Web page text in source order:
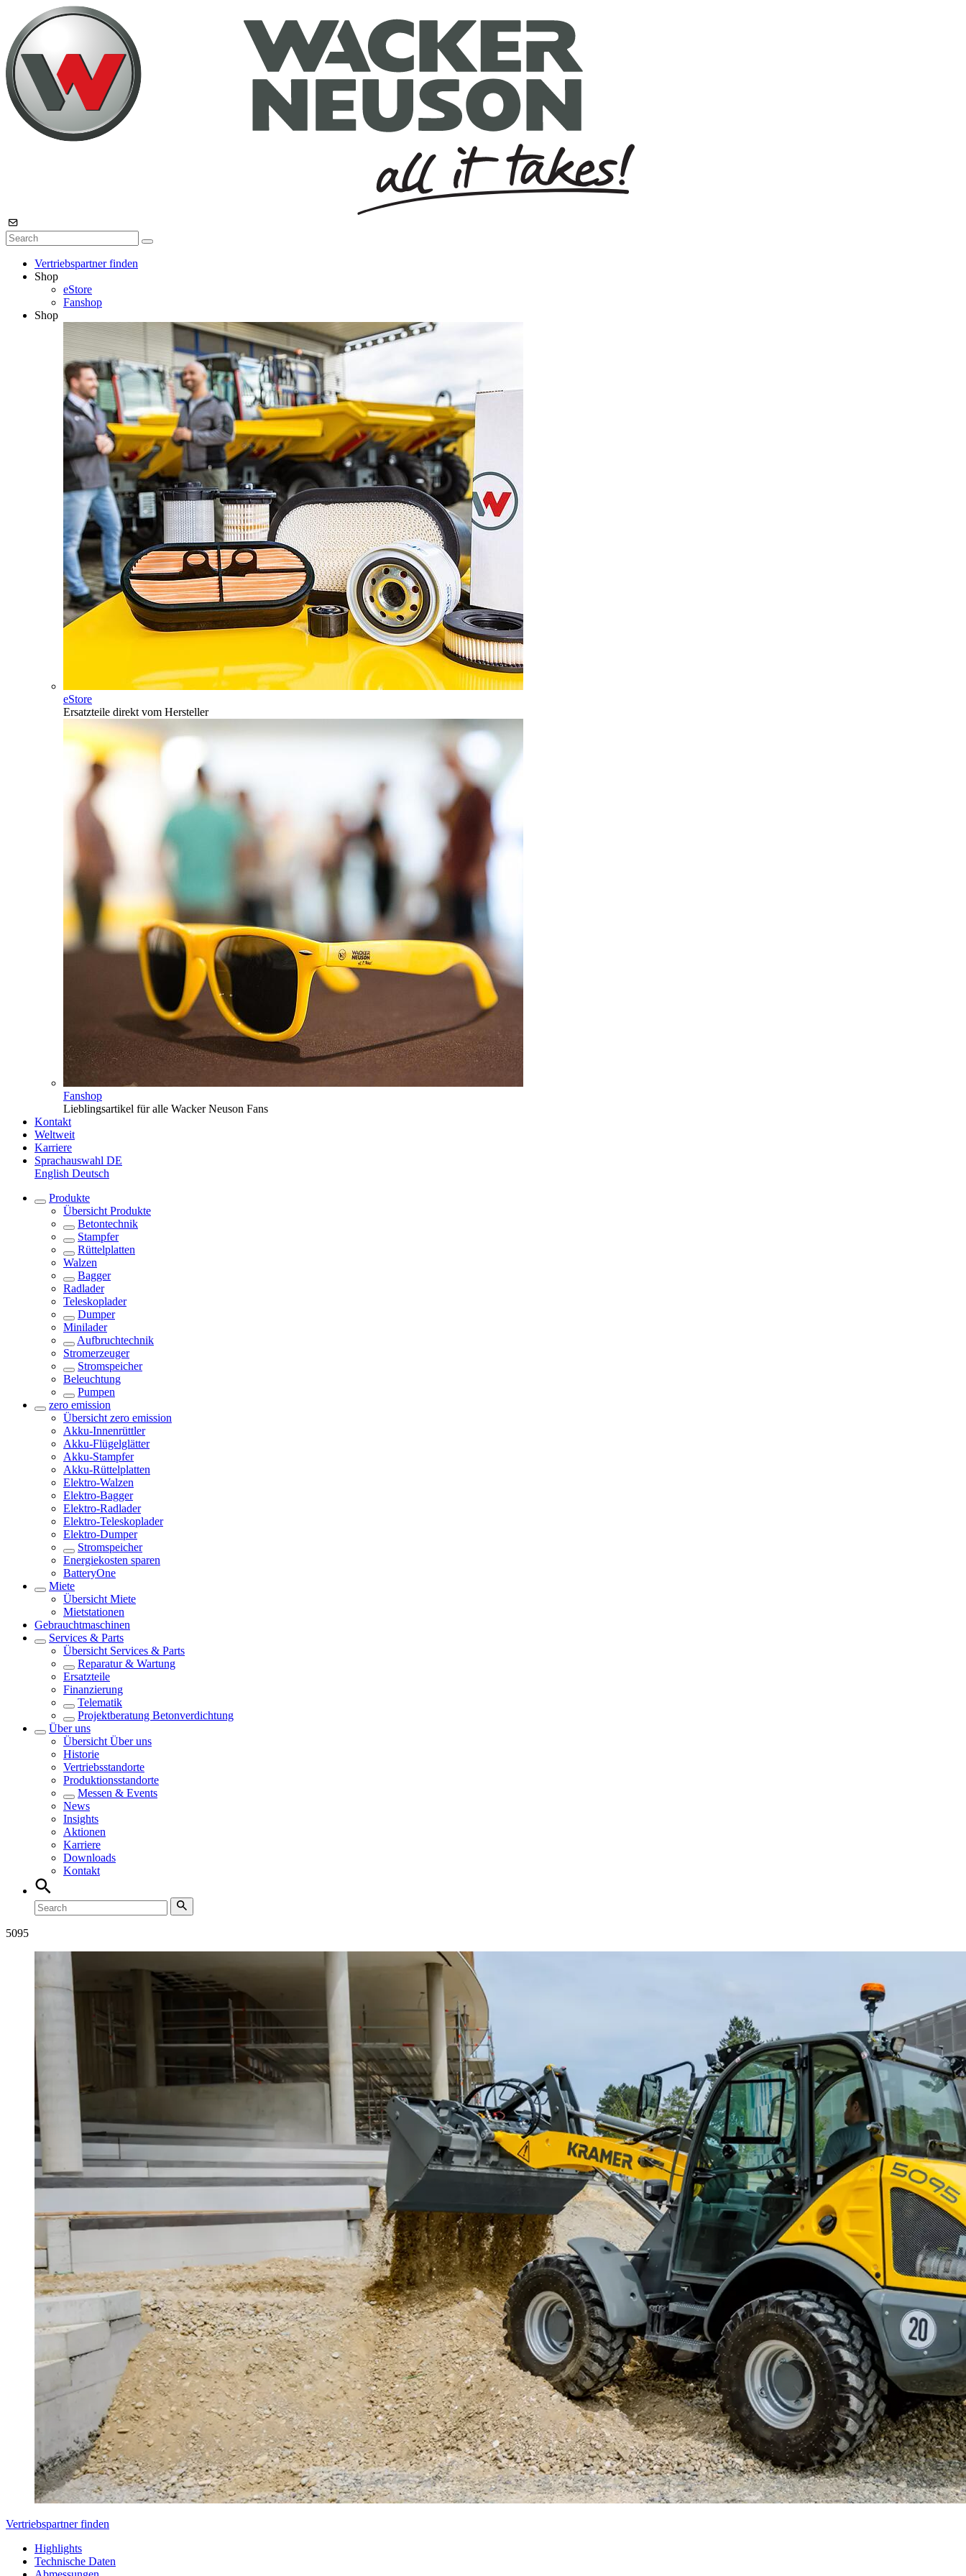
Vertriebspartner finden
Shop
eStore
Fanshop
Shop
eStore
Ersatzteile direkt vom Hersteller
Fanshop
Lieblingsartikel für alle Wacker Neuson Fans
Kontakt
Weltweit
Karriere
Sprachauswahl DE
English Deutsch
Produkte
Übersicht Produkte
Betontechnik
Stampfer
Rüttelplatten
Walzen
Bagger
Radlader
Teleskoplader
Dumper
Minilader
Aufbruchtechnik
Stromerzeuger
Stromspeicher
Beleuchtung
Pumpen
zero emission
Übersicht zero emission
Akku-Innenrüttler
Akku-Flügelglätter
Akku-Stampfer
Akku-Rüttelplatten
Elektro-Walzen
Elektro-Bagger
Elektro-Radlader
Elektro-Teleskoplader
Elektro-Dumper
Stromspeicher
Energiekosten sparen
BatteryOne
Miete
Übersicht Miete
Mietstationen
Gebrauchtmaschinen
Services & Parts
Übersicht Services & Parts
Reparatur & Wartung
Ersatzteile
Finanzierung
Telematik
Projektberatung Betonverdichtung
Über uns
Übersicht Über uns
Historie
Vertriebsstandorte
Produktionsstandorte
Messen & Events
News
Insights
Aktionen
Karriere
Downloads
Kontakt
5095
Vertriebspartner finden
Highlights
Technische Daten